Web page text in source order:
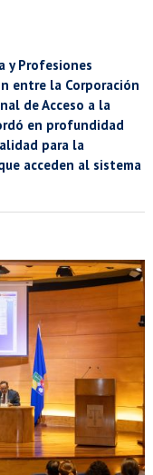
Estudiantes
Funcionarios
y Profesiones
entre la Corporación
de Acceso a la
en profundidad
para la
acceden al sistema